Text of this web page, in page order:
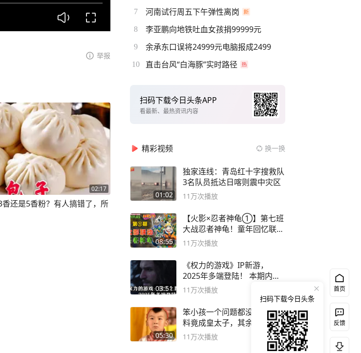
举报
02:17
还是5香粉？有人搞错了，所
7 河南试行周五下午弹性离岗
8 李亚鹏向地铁吐血女孩捐99999元
9 余承东口误将24999元电脑报成2499
10 直击台风“白海豚”实时路径
扫码下载今日头条APP
看最新、最热资讯内容
精彩视频 换一换
01:02
独家连线：青岛红十字搜救队
3名队员抵达日喀则震中灾区
11万次播放
08:55
【火影×忍者神龟①】第七班
大战忍者神龟！童年回忆联动
论武？
11万次播放
03:51
《权力的游戏》IP新游，
2025年多端登陆！ 本期内容
概要
11万次播放
05:30
笨小孩一个问题都没答对，不
料竟成皇太子，其余四个被处
死
11万次播放
首页
反馈
扫码下载今日头条